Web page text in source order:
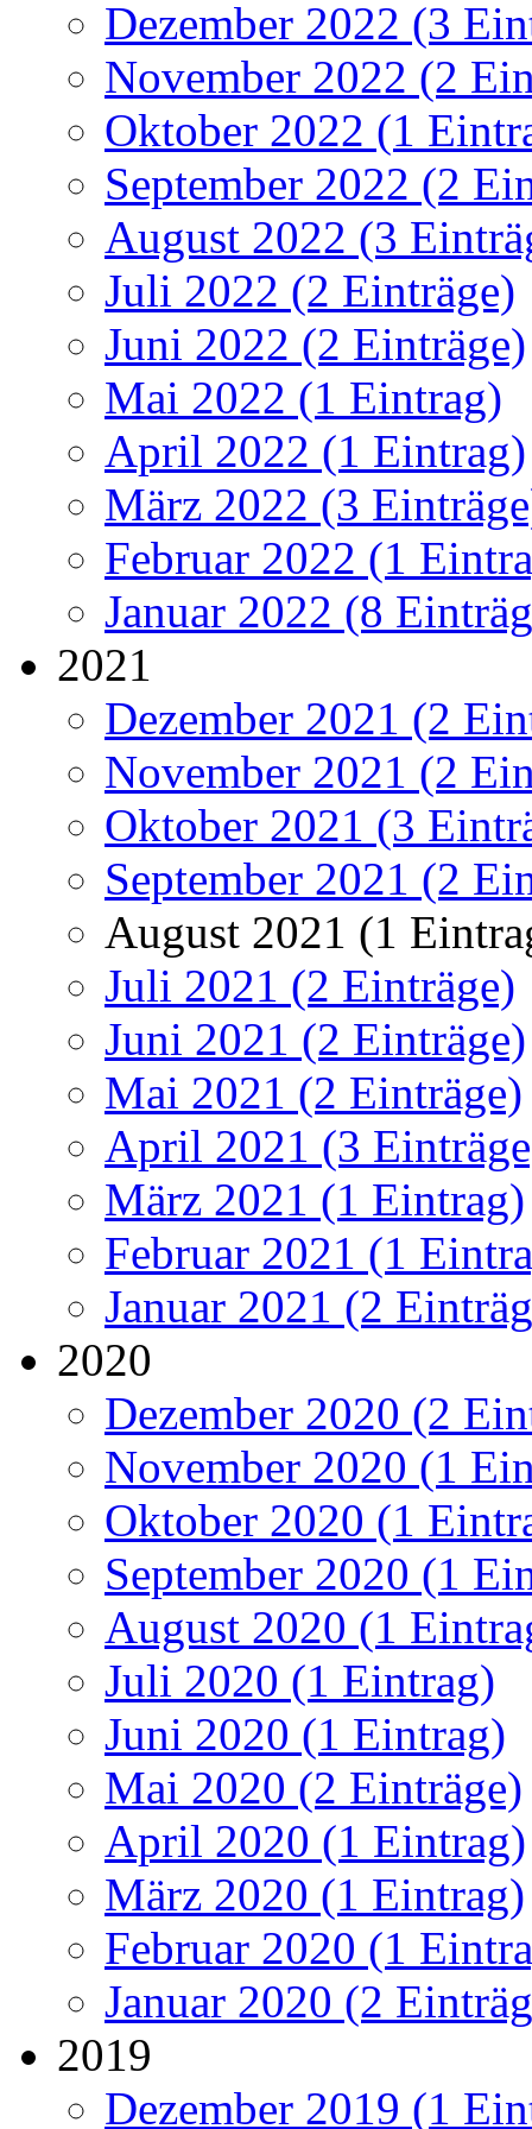
Dezember 2022 (3
November 2022 (2
Oktober 2022 (1
September 2022 (2
August 2022 (3
Juli 2022 (2 Einträge)
Juni 2022 (2 Einträge)
Mai 2022 (1 Eintrag)
April 2022 (1 Eintrag)
März 2022 (3
Februar 2022 (1
Januar 2022 (8
2021
Dezember 2021 (2
November 2021 (2
Oktober 2021 (3
September 2021 (2
August 2021 (1
Juli 2021 (2 Einträge)
Juni 2021 (2 Einträge)
Mai 2021 (2 Einträge)
April 2021 (3
März 2021 (1 Eintrag)
Februar 2021 (1
Januar 2021 (2
2020
Dezember 2020 (2
November 2020 (1
Oktober 2020 (1
September 2020 (1
August 2020 (1
Juli 2020 (1 Eintrag)
Juni 2020 (1 Eintrag)
Mai 2020 (2 Einträge)
April 2020 (1 Eintrag)
März 2020 (1 Eintrag)
Februar 2020 (1
Januar 2020 (2
2019
Dezember 2019 (1